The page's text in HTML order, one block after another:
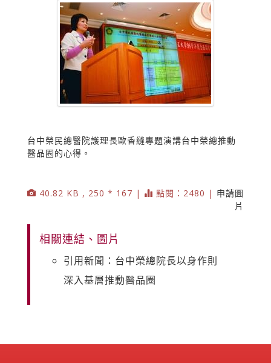
台中榮民總醫院護理長歐香縫專題演講台中榮總推動
醫品圈的心得。
40.82 KB , 250 * 167 | 點閱：2480 | 申請圖
片
相關連結、圖片
引用新聞：台中榮總院長以身作則
深入基層推動醫品圈